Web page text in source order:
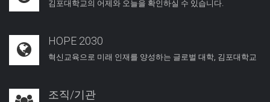
김포대학교의 어제와 오늘을 확인하실 수 있습니다.
HOPE 2030
혁신교육으로 미래 인재를 양성하는 글로벌 대학, 김포대학교
조직/기관